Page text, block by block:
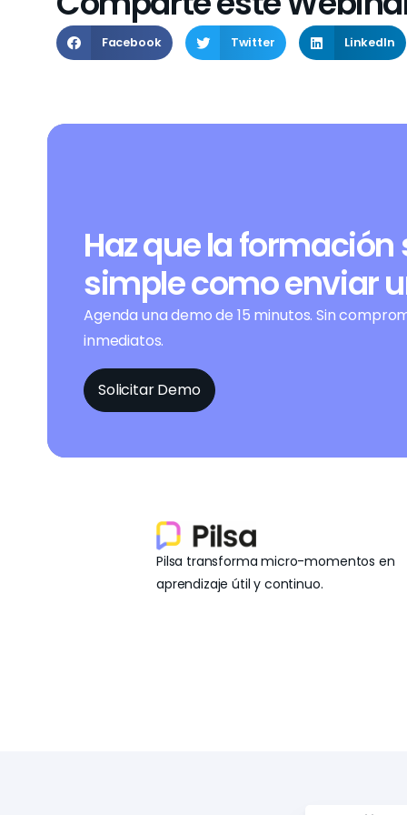
Facebook Twitter LinkedIn
Haz que la formación
simple como enviar
Agenda una demo de 15 minutos. Sin
inmediatos.
Solicitar Demo
Pilsa transforma micro-momentos en
aprendizaje útil y continuo.